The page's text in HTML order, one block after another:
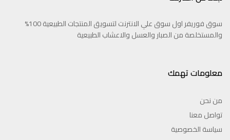
سوق فوريفر اول سوق علي الانترنت لتسويق المنتجات الطبيعية 100%
والمستخلصة من الصبار والعسل والاعشاب الطبيعية
معلومات تهمك
من نحن
تواصل معنا
سياسة الخصوصية